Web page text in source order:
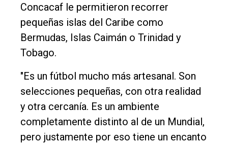
Concacaf le permitieron recorrer
pequeñas islas del Caribe como
Bermudas, Islas Caimán o Trinidad y
Tobago.
"Es un fútbol mucho más artesanal. Son
selecciones pequeñas, con otra realidad
y otra cercanía. Es un ambiente
completamente distinto al de un Mundial,
pero justamente por eso tiene un encanto